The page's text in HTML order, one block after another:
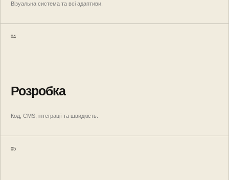
Візуальна система та всі адаптиви.
04
Розробка
Код, CMS, інтеграції та швидкість.
05